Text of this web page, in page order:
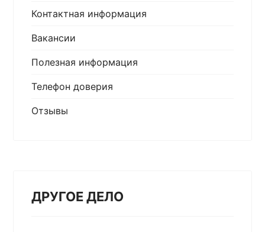
Контактная информация
Вакансии
Полезная информация
Телефон доверия
Отзывы
ДРУГОЕ ДЕЛО